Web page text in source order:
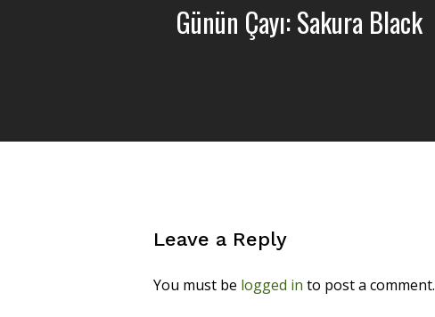
Günün Çayı: Sakura Black
Leave a Reply
You must be logged in to post a comment.